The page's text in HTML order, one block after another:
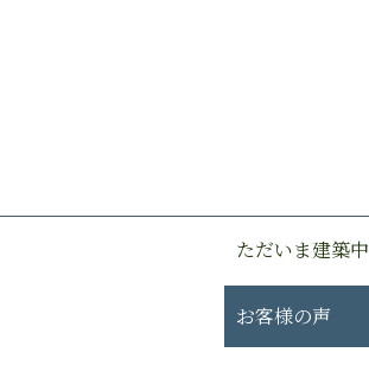
ただいま建築中
お客様の声